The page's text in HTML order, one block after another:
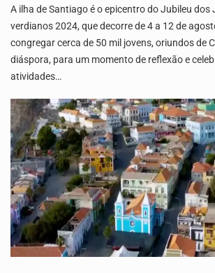
A ilha de Santiago é o epicentro do Jubileu dos
verdianos 2024, que decorre de 4 a 12 de
congregar cerca de 50 mil jovens, oriundos de
diáspora, para um momento de reflexão e
atividades…